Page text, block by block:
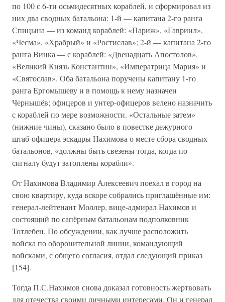
по 100 с 6-ти осьмидесятных кораблей, и сформировал из
них два сводных батальона: 1-й — капитана 2-го ранга
Спицына — из команд кораблей: «Париж», «Гавриил»,
«Чесма», «Храбрый» и «Ростислав»; 2-й — капитана 2-го
ранга Винка — с кораблей: «Двенадцать Апостолов»,
«Великий Князь Константин», «Императрица Мария» и
«Святослав». Оба батальона поручены капитану 1-го
ранга Ергомышеву и в помощь к нему назначен
Чернышёв; офицеров и унтер-офицеров велено назначить
с кораблей по мере возможности. «Остальные затем»
(нижние чины), сказано было в повестке дежурного
штаб-офицера эскадры Нахимова о месте сбора сводных
батальонов, «должны быть свезены тогда, когда по
сигналу будут затоплены корабли».
От Нахимова Владимир Алексеевич поехал в город на
свою квартиру, куда вскоре собрались приглашённые им:
генерал-лейтенант Моллер, вице-адмирал Нахимов и
состоящий по сапёрным батальонам подполковник
Тотлебен. По обсуждении, как лучше расположить
войска по оборонительной линии, командующий
войсками, с общего согласия, отдал следующий приказ
[154].
Тогда П.С.Нахимов снова доказал готовность жертвовать
для отечества своими личными интересами. Он и генерал